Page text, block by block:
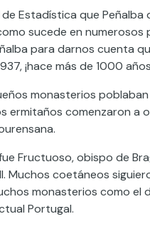
Estadística que Peñalba
sucede en numerosos
para darnos cuenta
¡hace más de 1000
monasterios
ermitaños comenzaron a
Fructuoso, obispo de
Muchos coetáneos
monasterios como el
Portugal.